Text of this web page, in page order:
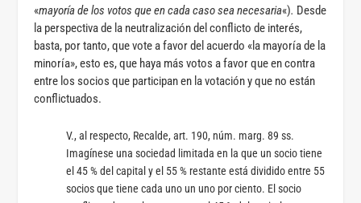
«mayoría de los votos que en cada caso sea necesaria«). Desde
la perspectiva de la neutralización del conflicto de interés,
basta, por tanto, que vote a favor del acuerdo «la mayoría de la
minoría», esto es, que haya más votos a favor que en contra
entre los socios que participan en la votación y que no están
conflictuados.
V., al respecto, Recalde, art. 190, núm. marg. 89 ss.
Imagínese una sociedad limitada en la que un socio tiene
el 45 % del capital y el 55 % restante está dividido entre 55
socios que tiene cada uno un uno por ciento. El socio